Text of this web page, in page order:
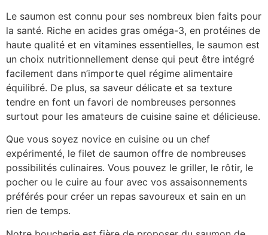
Le saumon est connu pour ses nombreux bien faits pour
la santé. Riche en acides gras oméga-3, en protéines de
haute qualité et en vitamines essentielles, le saumon est
un choix nutritionnellement dense qui peut être intégré
facilement dans n’importe quel régime alimentaire
équilibré. De plus, sa saveur délicate et sa texture
tendre en font un favori de nombreuses personnes
surtout pour les amateurs de cuisine saine et délicieuse.
Que vous soyez novice en cuisine ou un chef
expérimenté, le filet de saumon offre de nombreuses
possibilités culinaires. Vous pouvez le griller, le rôtir, le
pocher ou le cuire au four avec vos assaisonnements
préférés pour créer un repas savoureux et sain en un
rien de temps.